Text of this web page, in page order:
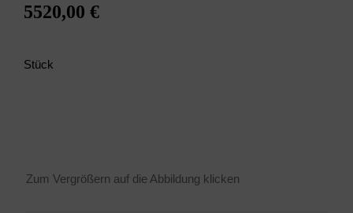
5520,00 €
Stück
Zum Ver­grö­ßern auf die Abbil­dung klicken